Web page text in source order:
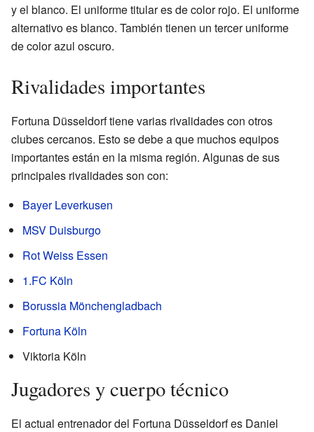
y el blanco. El uniforme titular es de color rojo. El uniforme
alternativo es blanco. También tienen un tercer uniforme
de color azul oscuro.
Rivalidades importantes
Fortuna Düsseldorf tiene varias rivalidades con otros
clubes cercanos. Esto se debe a que muchos equipos
importantes están en la misma región. Algunas de sus
principales rivalidades son con:
Bayer Leverkusen
MSV Duisburgo
Rot Weiss Essen
1.FC Köln
Borussia Mönchengladbach
Fortuna Köln
Viktoria Köln
Jugadores y cuerpo técnico
El actual entrenador del Fortuna Düsseldorf es Daniel